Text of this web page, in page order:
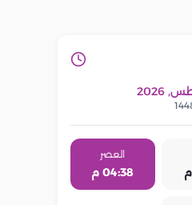
العصر
04:38 م